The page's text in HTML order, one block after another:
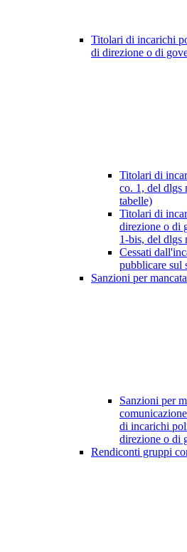
Titolari di incarichi
di direzione o di
Titolari di
co. 1, del dlgs
tabelle)
Titolari di
direzione o di
1-bis, del dlgs
Cessati
pubblicare sul
Sanzioni per
Sanzioni per
di incarichi
direzione o di
Rendiconti gruppi